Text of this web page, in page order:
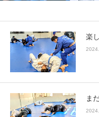
楽
ま
English